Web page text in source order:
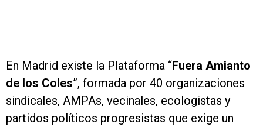
En Madrid existe la Plataforma “Fuera Amianto
de los Coles”, formada por 40 organizaciones
sindicales, AMPAs, vecinales, ecologistas y
partidos políticos progresistas que exige un